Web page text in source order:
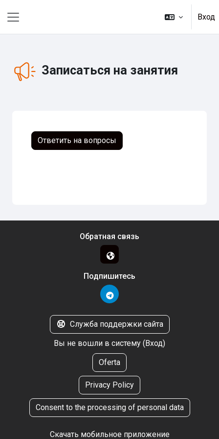
Вход
Записаться на занятия
Ответить на вопросы
Обратная связь
Подпишитесь
Служба поддержки сайта
Вы не вошли в систему (Вход)
Oferta
Privacy Policy
Consent to the processing of personal data
Скачать мобильное приложение